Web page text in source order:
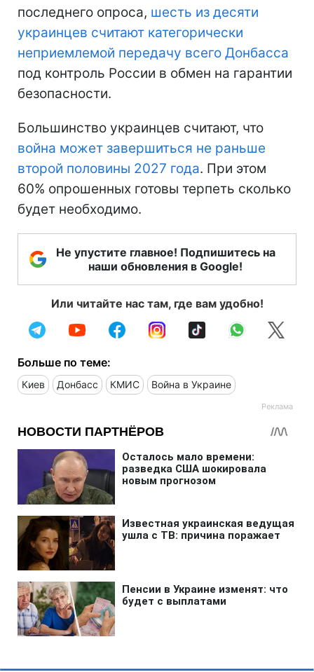
последнего опроса, шесть из десяти
украинцев считают категорически
неприемлемой передачу всего Донбасса
под контроль России в обмен на гарантии
безопасности.
Большинство украинцев считают, что
война может завершиться не раньше
второй половины 2027 года. При этом
60% опрошенных готовы терпеть сколько
будет необходимо.
Не упустите главное! Подпишитесь на
наши обновления в Google!
Или читайте нас там, где вам удобно!
Больше по теме:
Киев Донбасс КМИС Война в Украине